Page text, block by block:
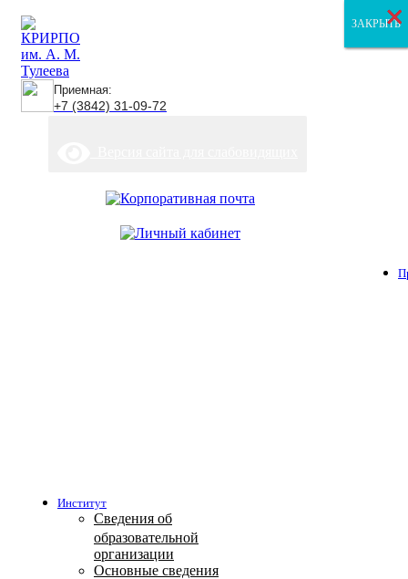
Приемная:
+7 (3842) 31-09-72
Институт
Сведения об
образовательной
организации
Основные сведения
ЗАКРЫТЬ
ЗАКРЫТЬ
ЗАКРЫТЬ
×
×
×